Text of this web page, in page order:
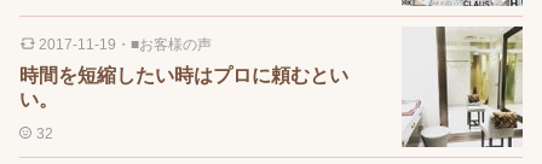
2017-11-19 ・ ■お客様の声
時間を短縮したい時はプロに頼むとい
い。
32